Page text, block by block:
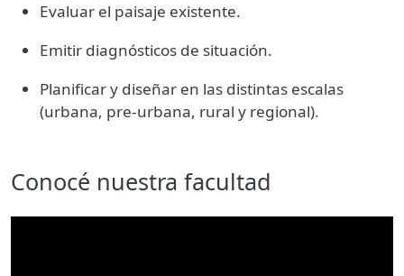
Evaluar el paisaje existente.
Emitir diagnósticos de situación.
Planificar y diseñar en las distintas escalas
(urbana, pre-urbana, rural y regional).
Conocé nuestra facultad